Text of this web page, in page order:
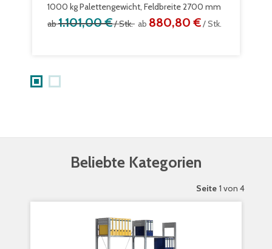
1000 kg Palettengewicht, Feldbreite 2700 mm
ab1.101,00 €/ Stk. ab 880,80 €/ Stk.
Beliebte Kategorien
Seite 1 von 4